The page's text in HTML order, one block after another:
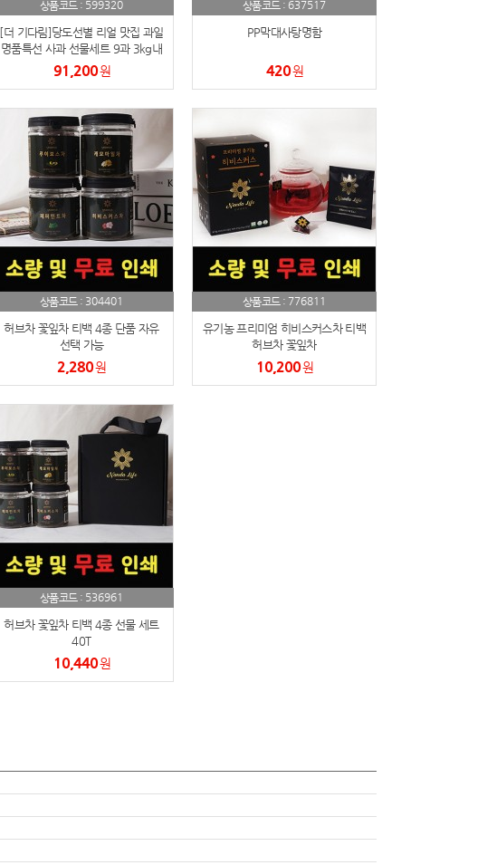
상품코드 : 599320
[더 기다림]당도선별 리얼 맛집 과일
명품특선 사과 선물세트 9과 3kg내
외
91,200원
상품코드 : 637517
PP막대사탕명함
420원
상품코드 : 304401
허브차 꽃잎차 티백 4종 단품 자유
선택 가능
2,280원
상품코드 : 776811
유기농 프리미엄 히비스커스차 티백
허브차 꽃잎차
10,200원
상품코드 : 536961
허브차 꽃잎차 티백 4종 선물 세트
40T
10,440원